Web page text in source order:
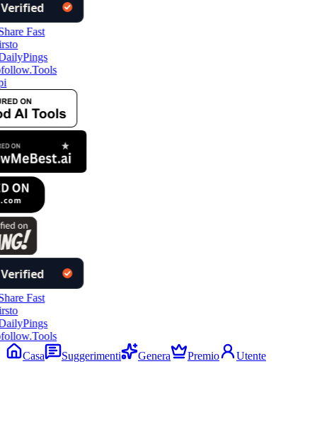
Casa
Suggerimenti Genera Premio Utente